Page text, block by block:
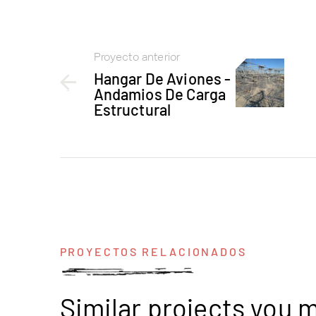
Proyecto anterior
Hangar De Aviones -
Andamios De Carga
Estructural
PROYECTOS RELACIONADOS
Similar projects you